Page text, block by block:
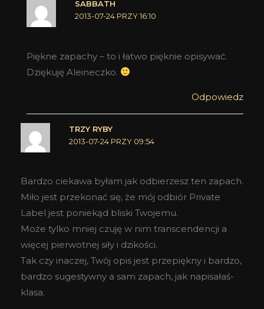
SABBATH
2013-07-24 PRZY 16:10
Piękne zapachy – to i łatwo pięknie opisywać.
Dziękuję Aleineczko.
Odpowiedz
TRZY RYBY
2013-07-24 PRZY 09:54
Bardzo ciekawa byłam jak odbierzesz ten zapach.
Miło jest przekonać się, że mój odbiór Private
Label jest poniekąd bliski Twojemu.
Może tylko mniej czuję w nim transcendencji a
więcej pierwotnej siły i dzikości.
Tak czy inaczej, Twój opis jest przepiękny i bardzo,
bardzo sugestywny a sam zapach, jak napisałaś-
klasa.